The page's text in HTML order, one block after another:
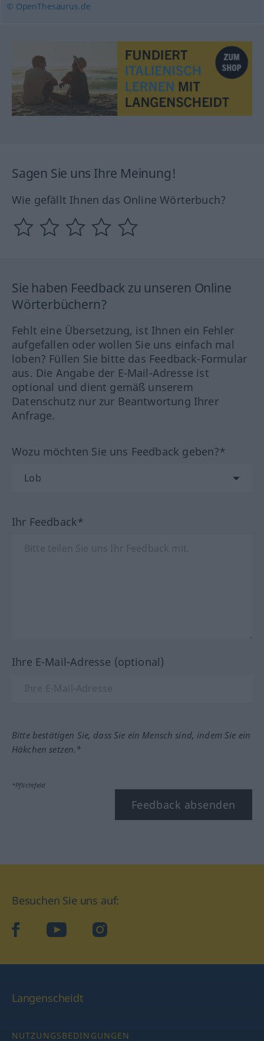
© OpenThesaurus.de
Sagen Sie uns Ihre Meinung!
Wie gefällt Ihnen das Online Wörterbuch?
Sie haben Feedback zu unseren Online
Wörterbüchern?
Fehlt eine Übersetzung, ist Ihnen ein Fehler
aufgefallen oder wollen Sie uns einfach mal
loben? Füllen Sie bitte das Feedback-Formular
aus. Die Angabe der E-Mail-Adresse ist
optional und dient gemäß unserem
Datenschutz nur zur Beantwortung Ihrer
Anfrage.
Wozu möchten Sie uns Feedback geben?*
Ihr Feedback*
Ihre E-Mail-Adresse (optional)
Bitte bestätigen Sie, dass Sie ein Mensch sind, indem Sie ein
Häkchen setzen.*
*Pflichtfeld
Feedback absenden
Besuchen Sie uns auf:
facebookYouTube Instagram
Langenscheidt
NUTZUNGSBEDINGUNGEN